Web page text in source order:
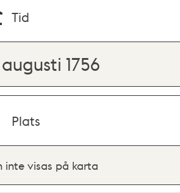
Tid
augusti 1756
Plats
inte visas på karta